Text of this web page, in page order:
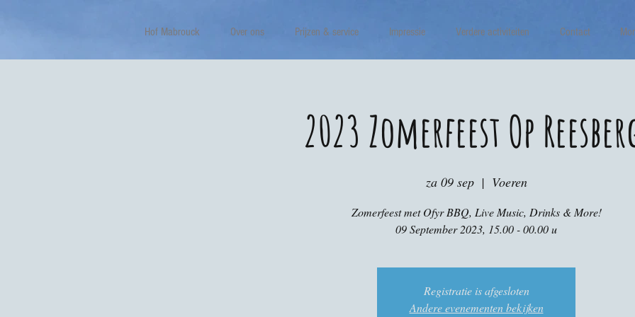
Hof Mabrouck Over ons Prijzen & service Impressie Verdere activiteiten Contact
2023 Zomerfeest Op
za 09 sep
  |
Voeren
Zomerfeest met Ofyr BBQ, Live Music, Drinks & More!
09 September 2023, 15.00 - 00.00 u
Registratie is afgesloten
Andere evenementen bekijken